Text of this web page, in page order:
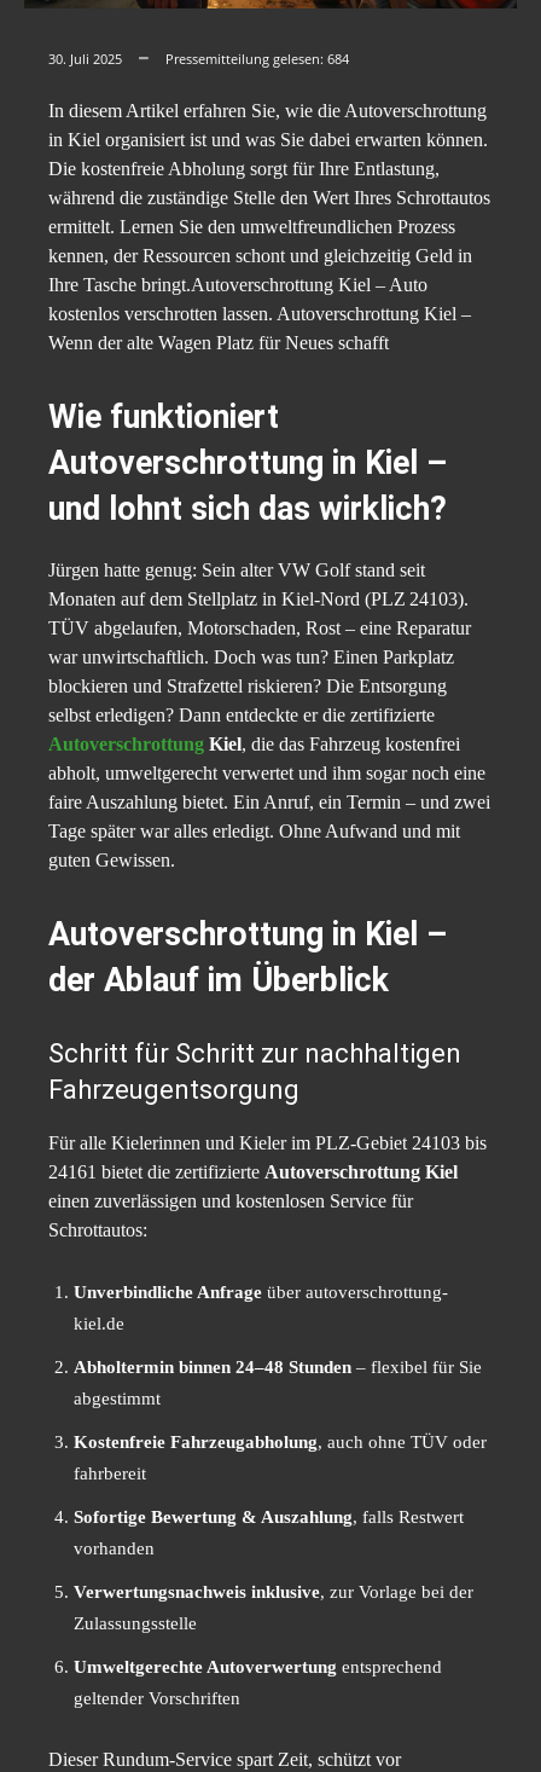
30. Juli 2025 Pressemitteilung gelesen: 684
In diesem Artikel erfahren Sie, wie die Autoverschrottung
in Kiel organisiert ist und was Sie dabei erwarten können.
Die kostenfreie Abholung sorgt für Ihre Entlastung,
während die zuständige Stelle den Wert Ihres Schrottautos
ermittelt. Lernen Sie den umweltfreundlichen Prozess
kennen, der Ressourcen schont und gleichzeitig Geld in
Ihre Tasche bringt.Autoverschrottung Kiel – Auto
kostenlos verschrotten lassen. Autoverschrottung Kiel –
Wenn der alte Wagen Platz für Neues schafft
Wie funktioniert
Autoverschrottung in Kiel –
und lohnt sich das wirklich?
Jürgen hatte genug: Sein alter VW Golf stand seit
Monaten auf dem Stellplatz in Kiel-Nord (PLZ 24103).
TÜV abgelaufen, Motorschaden, Rost – eine Reparatur
war unwirtschaftlich. Doch was tun? Einen Parkplatz
blockieren und Strafzettel riskieren? Die Entsorgung
selbst erledigen? Dann entdeckte er die zertifizierte
Autoverschrottung Kiel, die das Fahrzeug kostenfrei
abholt, umweltgerecht verwertet und ihm sogar noch eine
faire Auszahlung bietet. Ein Anruf, ein Termin – und zwei
Tage später war alles erledigt. Ohne Aufwand und mit
guten Gewissen.
Autoverschrottung in Kiel –
der Ablauf im Überblick
Schritt für Schritt zur nachhaltigen
Fahrzeugentsorgung
Für alle Kielerinnen und Kieler im PLZ-Gebiet 24103 bis
24161 bietet die zertifizierte Autoverschrottung Kiel
einen zuverlässigen und kostenlosen Service für
Schrottautos:
Unverbindliche Anfrage über autoverschrottung-
kiel.de
Abholtermin binnen 24–48 Stunden – flexibel für Sie
abgestimmt
Kostenfreie Fahrzeugabholung, auch ohne TÜV oder
fahrbereit
Sofortige Bewertung & Auszahlung, falls Restwert
vorhanden
Verwertungsnachweis inklusive, zur Vorlage bei der
Zulassungsstelle
Umweltgerechte Autoverwertung entsprechend
geltender Vorschriften
Dieser Rundum-Service spart Zeit, schützt vor